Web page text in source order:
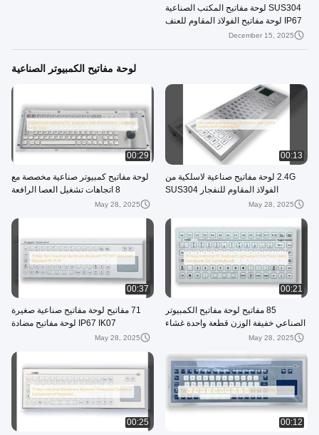
SUS304 لوحة مفاتيح المكتب الصناعية
IP67 لوحة مفاتيح الفولاذ المقاوم للعنف
December 15, 2025
لوحة مفاتيح الكمبيوتر الصناعية
00:13
2.4G لوحة مفاتيح صناعية لاسلكية من
الفولاذ المقاوم للنفجار SUS304
May 28, 2025
00:29
لوحة مفاتيح كمبيوتر صناعية مخصصة مع
8 اتجاهات تشغيل العصا الرافعة
May 28, 2025
00:21
85 مفاتيح لوحة مفاتيح الكمبيوتر
الصناعي خفيفة الوزن قطعة واحدة غشاء
متطاطي على لوحة مفاتيح العلوية
May 28, 2025
00:37
71 مفاتيح لوحة مفاتيح صناعية صغيرة
IP67 IK07 لوحة مفاتيح مضادة
May 28, 2025
00:12
00:25